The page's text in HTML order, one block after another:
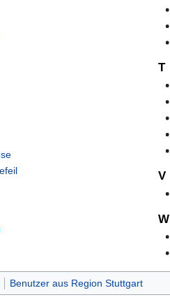
T
V
W
Benutzer aus Region Stuttgart